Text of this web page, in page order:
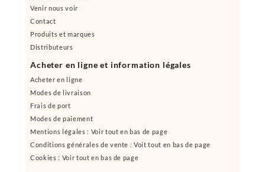
Venir nous voir
Contact
Produits et marques
Distributeurs
Acheter en ligne et information légales
Acheter en ligne
Modes de livraison
Frais de port
Modes de paiement
Mentions légales : Voir tout en bas de page
Conditions générales de vente : Voit tout en bas de page
Cookies : Voir tout en bas de page